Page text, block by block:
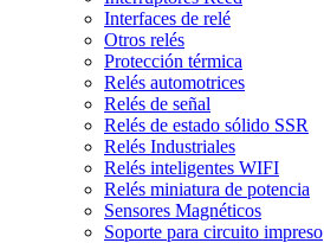
Interfaces de relé
Otros relés
Protección térmica
Relés automotrices
Relés de señal
Relés de estado sólido SSR
Relés Industriales
Relés inteligentes WIFI
Relés miniatura de potencia
Sensores Magnéticos
Soporte para circuito impreso